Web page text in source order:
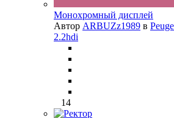
Монохромный дисплей
Автор ARBUZz1989 в
2.2hdi
14